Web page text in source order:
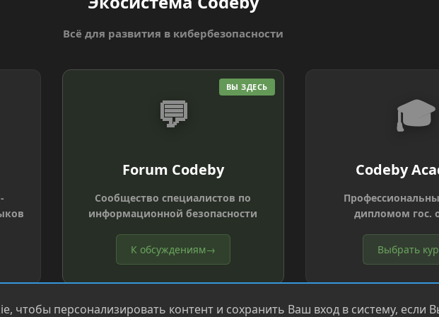
Всё для развития в кибербезопасности
ВЫ ЗДЕСЬ
💬
Forum Codeby
Сообщество специалистов по
информационной безопасности
К обсуждениям→
🎓
Codeby
дипломом гос.
Выбрать
чтобы персонализировать контент и сохранить Ваш вход в систему, если